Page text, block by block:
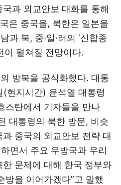
과 외교안보 대화를 통해
은 중국을, 북한은 일본을
과 북, 중·일·러의 ‘신합종
이 펼쳐질 전망이다.
방북을 공식화했다. 대통
(현지시간) 윤석열 대통령
스탄에서 기자들을 만나
대통령의 북한 방문, 비슷
중국의 외교안보 전략 대
면서 주요 우방국과 우리
문제에 대해 한국 정부와
방을 이어가겠다”고 말했